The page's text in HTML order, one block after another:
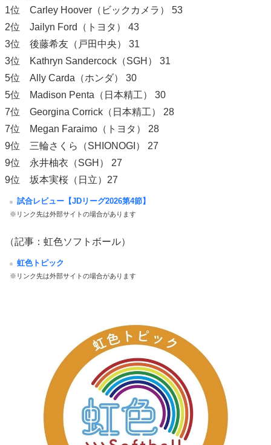
1位 Carley Hoover（ビックカメラ） 53
2位 Jailyn Ford（トヨタ） 43
3位 後藤希友（戸田中央） 31
3位 Kathryn Sandercock（SGH） 31
5位 Ally Carda（ホンダ） 30
5位 Madison Penta（日本精工） 30
7位 Georgina Corrick（日本精工） 28
7位 Megan Faraimo（トヨタ） 28
9位 三輪さくら（SHIONOGI） 27
9位 永井柚衣（SGH） 27
9位 坂本実桜（日立）27
試合レビュー【JDリーグ2026第4節】
※リンク先は外部サイトの場合があります
（記事：虹色ソフトボール）
虹色トピック
※リンク先は外部サイトの場合があります